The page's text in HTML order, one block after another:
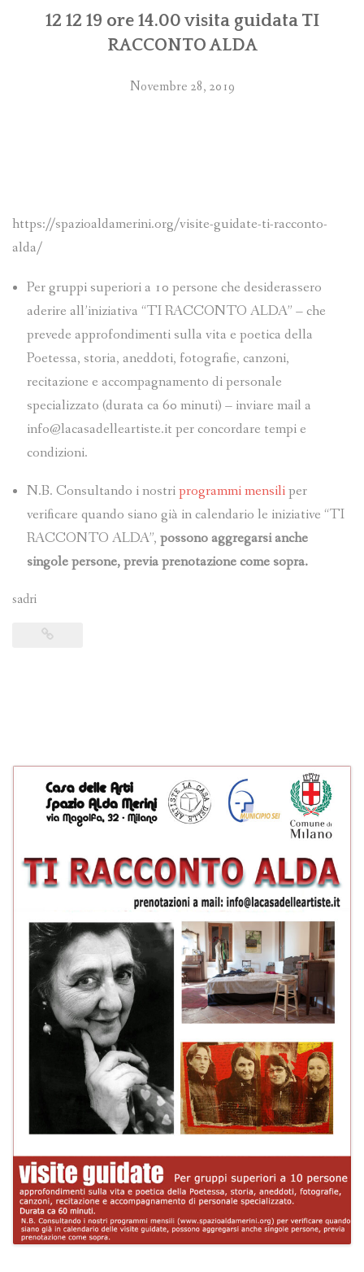
12 12 19 ore 14.00 visita guidata TI
RACCONTO ALDA
Novembre 28, 2019
https://spazioaldamerini.org/visite-guidate-ti-racconto-
alda/
Per gruppi superiori a 10 persone che desiderassero
aderire all’iniziativa “TI RACCONTO ALDA” – che
prevede approfondimenti sulla vita e poetica della
Poetessa, storia, aneddoti, fotografie, canzoni,
recitazione e accompagnamento di personale
specializzato (durata ca 60 minuti) – inviare mail a
info@lacasadelleartiste.it per concordare tempi e
condizioni.
N.B. Consultando i nostriprogrammi mensiliper
verificare quando siano già in calendario le iniziative “TI
RACCONTO ALDA”, possono aggregarsi anche
singole persone, previa prenotazione come sopra.
sadri